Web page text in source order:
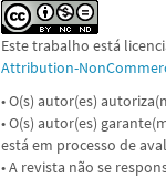
Este trabalho está
Attribution-
• O(s) autor(es)
• O(s) autor(es)
está em processo de
• A revista não se